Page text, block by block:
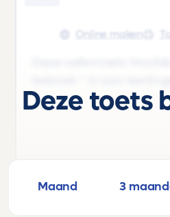
Online maken
Deze toets
Maand 3